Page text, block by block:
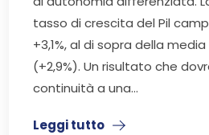
tasso di crescita del Pil
+3,1%, al di sopra della
(+2,9%). Un risultato che
continuità a una...
Leggi tutto